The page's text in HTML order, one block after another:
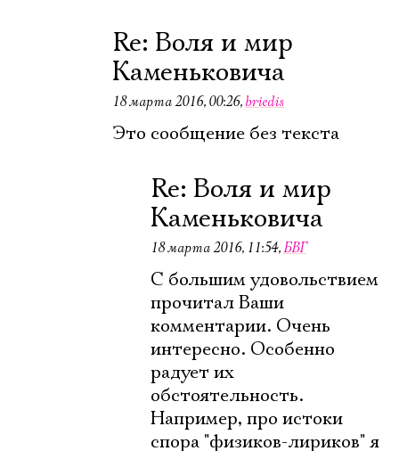
Re: Воля и мир
Каменьковича
18 марта 2016, 00:26,briedis
Это сообщение без текста
Re: Воля и мир
Каменьковича
18 марта 2016, 11:54,БВГ
С большим удовольствием
прочитал Ваши
комментарии. Очень
интересно. Особенно
радует их
обстоятельность.
Например, про истоки
спора "физиков-лириков" я